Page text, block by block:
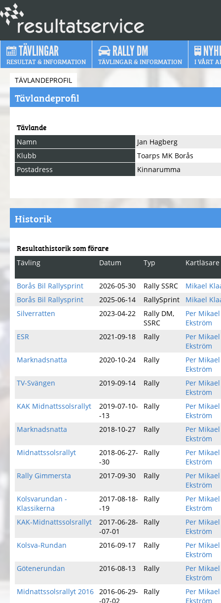
TÄVLINGAR
RESULTAT & INFORMATION
RALLY DM
TÄVLINGAR & INFORMATION I VÅRT
TÄVLANDEPROFIL
Tävlandeprofil
Tävlande
Namn
Jan Hagberg
Klubb
Toarps MK Borås
Postadress
Kinnarumma
Historik
Resultathistorik som förare
Tävling Datum Typ Kartläsare
Borås Bil Rallysprint 2026-05-30 Rally SSRC
Mikael
Borås Bil Rallysprint
2025-06-14 RallySprint
Mikael
Silverratten
2023-04-22
Rally DM,
SSRC
Per Mikael
Ekström
ESR
2021-09-18 Rally
Per Mikael
Ekström
Marknadsnatta
2020-10-24 Rally
Per Mikael
Ekström
TV-Svängen
2019-09-14 Rally
Per Mikael
Ekström
KAK Midnattssolsrallyt
2019-07-10-
-13
Rally
Per Mikael
Ekström
Marknadsnatta
2018-10-27 Rally
Per Mikael
Ekström
Midnattssolsrallyt
2018-06-27-
-30
Rally
Per Mikael
Ekström
Rally Gimmersta
2017-09-30 Rally
Per Mikael
Ekström
Kolsvarundan -
Klassikerna
2017-08-18-
-19
Rally
Per Mikael
Ekström
KAK-Midnattssolsrallyt
2017-06-28-
-07-01
Rally
Per Mikael
Ekström
Kolsva-Rundan
2016-09-17 Rally
Per Mikael
Ekström
Götenerundan
2016-08-13 Rally
Per Mikael
Ekström
Midnattssolsrallyt 2016 2016-06-29-
-07-02
Rally
Per Mikael
Ekström